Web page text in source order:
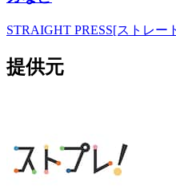
STRAIGHT PRESS[ストレー
提供元